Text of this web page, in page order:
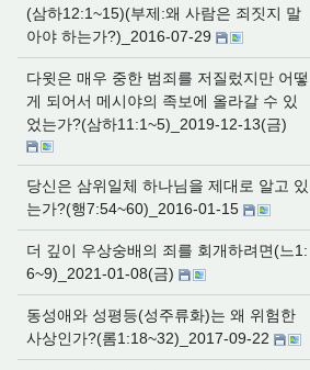
(삼하12:1~15)(부제:왜 사람은 죄짓지 말
아야 하는가?)_2016-07-29
다윗은 매우 중한 범죄를 저질렀지만 어떻
게 되어서 메시야의 족보에 올라갈 수 있
었는가?(삼하11:1~5)_2019-12-13(금)
당신은 삼위일체 하나님을 제대로 알고 있
는가?(행7:54~60)_2016-01-15
더 깊이 우상숭배의 죄를 회개하려면(느1:
6~9)_2021-01-08(금)
동성애와 성평등(성주류화)는 왜 위험한
사상인가?(롬1:18~32)_2017-09-22